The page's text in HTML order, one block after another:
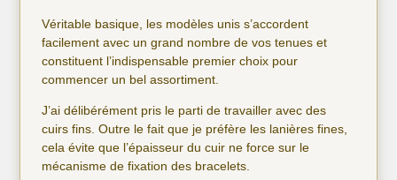
Véritable basique, les modèles unis s’accordent
facilement avec un grand nombre de vos tenues et
constituent l’indispensable premier choix pour
commencer un bel assortiment.
J’ai délibérément pris le parti de travailler avec des
cuirs fins. Outre le fait que je préfère les lanières fines,
cela évite que l’épaisseur du cuir ne force sur le
mécanisme de fixation des bracelets.